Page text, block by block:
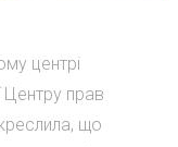
центрі
Центру прав
що